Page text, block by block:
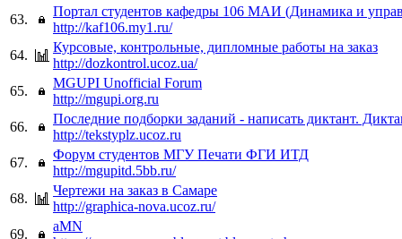
63.
Портал студентов кафедры 106 МАИ (Динамика и
http://kaf106.my1.ru/
64.
Курсовые, контрольные, дипломные работы на заказ
http://dozkontrol.ucoz.ua/
65.
MGUPI Unofficial Forum
http://mgupi.org.ru
66.
Последние подборки заданий - написать диктант.
http://tekstyplz.ucoz.ru
67.
Форум студентов МГУ Печати ФГИ ИТД
http://mgupitd.5bb.ru/
68.
Чертежи на заказ в Самаре
http://graphica-nova.ucoz.ru/
69.
aMN